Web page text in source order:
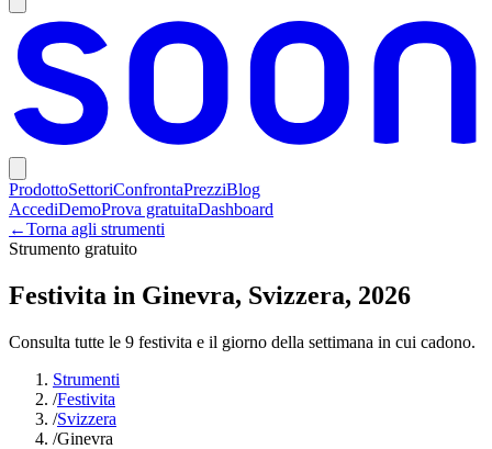
ProdottoSettoriConfrontaPrezziBlog
AccediDemoProva gratuitaDashboard
←Torna agli strumenti
Strumento gratuito
Festivita in Ginevra, Svizzera, 2026
Consulta tutte le 9 festivita e il giorno della settimana in cui cadono.
Strumenti
/Festivita
/Svizzera
/Ginevra